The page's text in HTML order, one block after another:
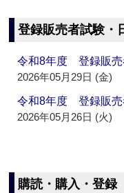
登録販売者試験・
令和8年度 登録販
2026年05月29日 (金)
令和8年度 登録販
2026年05月26日 (火)
購読・購入・登録